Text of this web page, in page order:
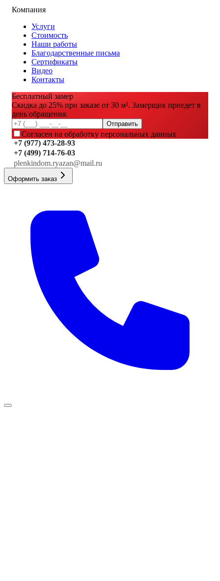
Компания
Услуги
Стоимость
Наши работы
Благодарственные письма
Сертификаты
Видео
Контакты
Бесплатный замер
Скидка до 25% при заказе от 30 м². Замерщик приедет в
день обращения.
Отправить
Согласен на обработку персональных данных
+7 (977) 473-28-93
+7 (499) 714-76-03
plenkindom.ryazan@mail.ru
Оформить заказ